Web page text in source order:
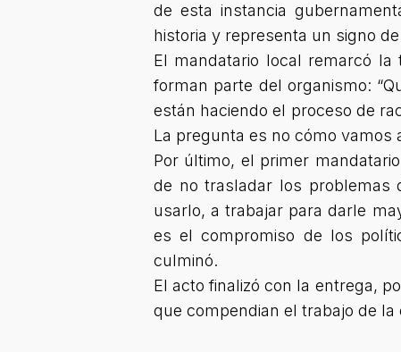
de esta instancia
historia y representa un signo
El mandatario local remarcó
forman parte del organismo:
están haciendo el proceso de
La pregunta es no cómo vamos
Por último, el primer
de no trasladar los problemas
usarlo, a trabajar para darle
es el compromiso de los
culminó.
El acto finalizó con la entrega,
que compendian el trabajo de